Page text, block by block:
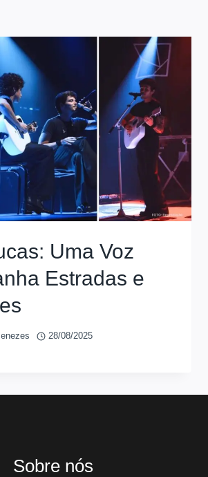
Uma Voz
Estradas e
28/08/2025
Sobre nós